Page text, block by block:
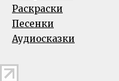
Раскраски
Песенки
Аудиосказки